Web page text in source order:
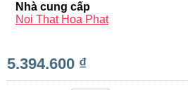
Nhà cung cấp
Noi That Hoa Phat
5.394.600 ₫